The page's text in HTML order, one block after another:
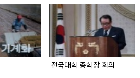
전국대학 총학장 회의